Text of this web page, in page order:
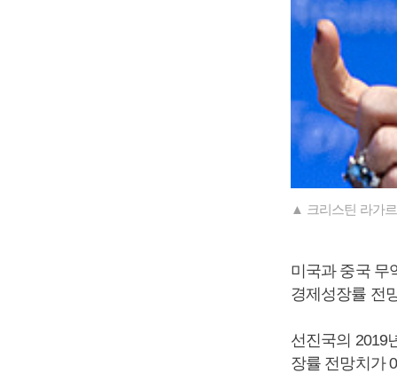
▲ 크리스틴 라가
미국과 중국 무
경제성장률 전
선진국의 2019
장률 전망치가